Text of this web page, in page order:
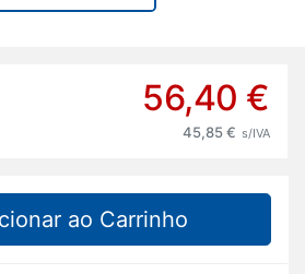
56,40 €
45,85 € s/IVA
ao Carrinho